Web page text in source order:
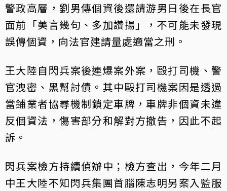
警政高層，劉男傳個資後還請游男日後在長官
面前「美言幾句、多加讚揚」，不可能未發現
誤傳個資，向法官建請量處適當之刑。
王大陸自閃兵案後連爆案外案，毆打司機、警
官洩密、黑幫討債。其中毆打司機案因是透過
當鋪業者協尋機制鎖定車牌，車牌非個資未違
反個資法，傷害部分和解對方撤告，因此不起
訴。
閃兵案檢方持續偵辦中；檢方查出，今年二月
中王大陸不知閃兵集團首腦陳志明另案入監服